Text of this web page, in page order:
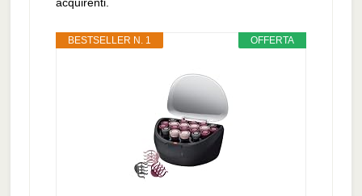
acquirenti.
OFFERTA
BESTSELLER N. 1